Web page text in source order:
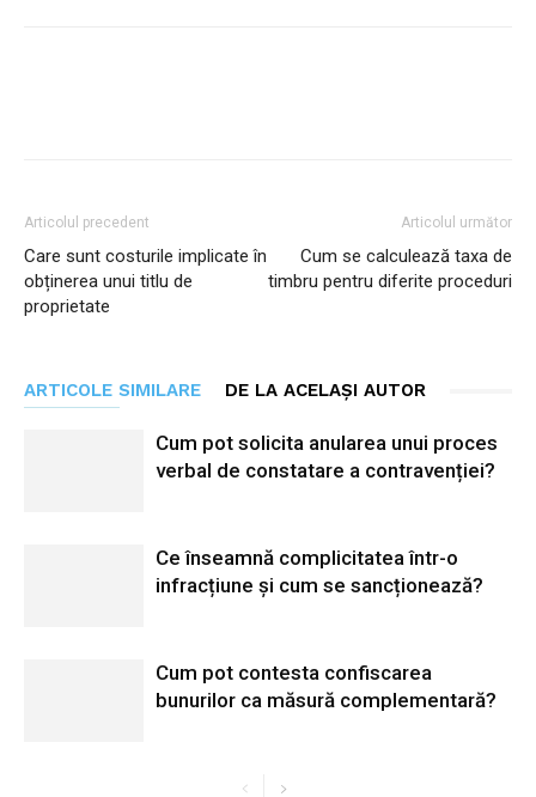
Articolul precedent
Care sunt costurile implicate în
obținerea unui titlu de
proprietate
Articolul următor
Cum se calculează taxa de
timbru pentru diferite proceduri
ARTICOLE SIMILARE DE LA ACELAȘI AUTOR
Cum pot solicita anularea unui proces
verbal de constatare a contravenției?
Ce înseamnă complicitatea într-o
infracțiune și cum se sancționează?
Cum pot contesta confiscarea
bunurilor ca măsură complementară?